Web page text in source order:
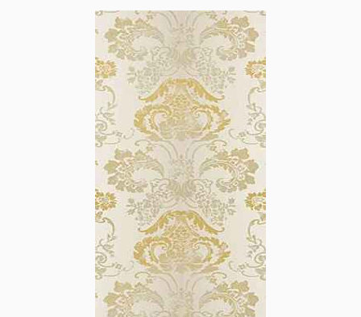
Избранное:0 товаров
Каталог
Компания
Личный кабинет
Москва (сменить город)
Заказать обратный звонок